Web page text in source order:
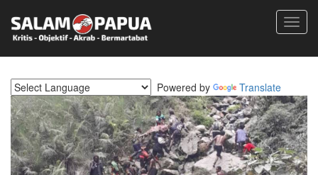
Powered by Translate